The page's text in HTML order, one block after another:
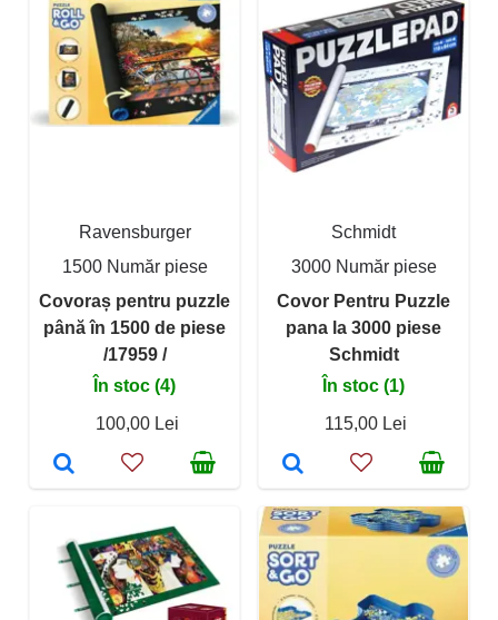
Ravensburger
1500 Număr piese
Covoraș pentru puzzle
până în 1500 de piese
/17959 /
În stoc (4)
100,00 Lei
Schmidt
3000 Număr piese
Covor Pentru Puzzle
pana la 3000 piese
Schmidt
În stoc (1)
115,00 Lei